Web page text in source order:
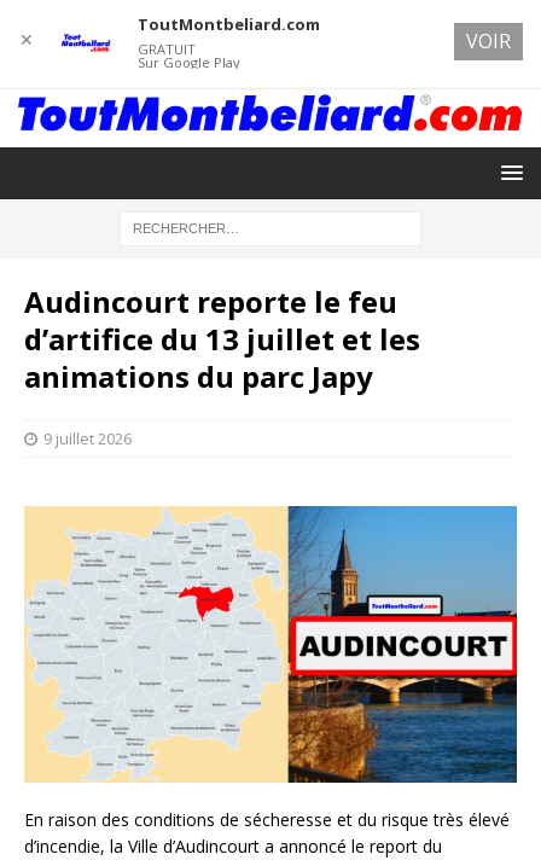
Audincourt reporte le feu
d’artifice du 13 juillet et les
animations du parc Japy
9 juillet 2026
En raison des conditions de sécheresse et du risque très élevé
d’incendie, la Ville d’Audincourt a annoncé le report du
✕
ToutMontbeliard.com
GRATUIT
Sur Google Play
VOIR